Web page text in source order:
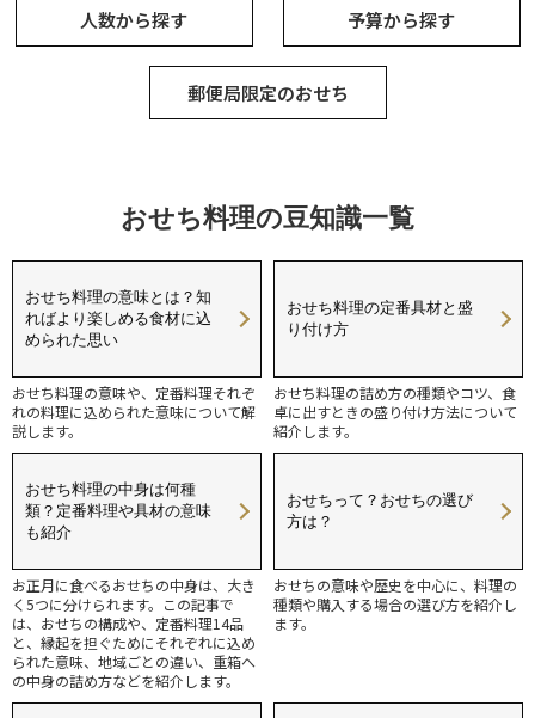
人数から探す 予算から探す
郵便局限定のおせち
おせち料理の豆知識一覧
おせち料理の意味とは？知
ればより楽しめる食材に込
められた思い
おせち料理の意味や、定番料理それぞ
れの料理に込められた意味について解
説します。
おせち料理の定番具材と盛
り付け方
おせち料理の詰め方の種類やコツ、食
卓に出すときの盛り付け方法について
紹介します。
おせち料理の中身は何種
類？定番料理や具材の意味
も紹介
お正月に食べるおせちの中身は、大き
く5つに分けられます。この記事で
は、おせちの構成や、定番料理14品
と、縁起を担ぐためにそれぞれに込め
られた意味、地域ごとの違い、重箱へ
の中身の詰め方などを紹介します。
おせちって？おせちの選び
方は？
おせちの意味や歴史を中心に、料理の
種類や購入する場合の選び方を紹介し
ます。